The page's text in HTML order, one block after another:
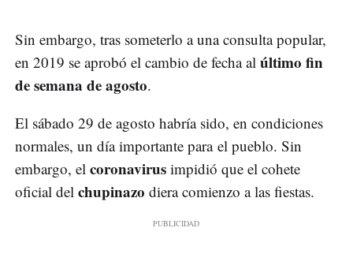
Sin embargo, tras someterlo a una consulta popular,
en 2019 se aprobó el cambio de fecha al último fin
de semana de agosto.
El sábado 29 de agosto habría sido, en condiciones
normales, un día importante para el pueblo. Sin
embargo, el coronavirus impidió que el cohete
oficial del chupinazo diera comienzo a las fiestas.